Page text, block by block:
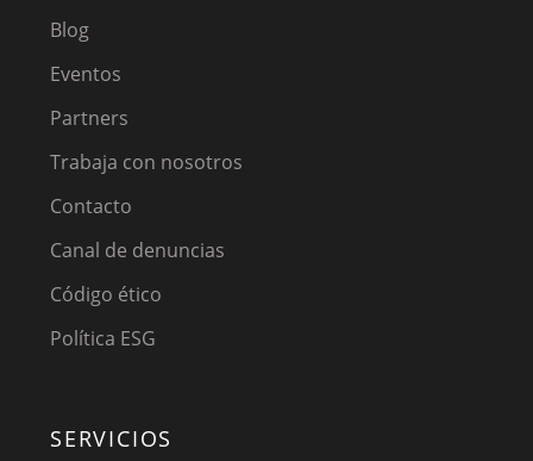
Blog
Eventos
Partners
Trabaja con nosotros
Contacto
Canal de denuncias
Código ético
Política ESG
SERVICIOS